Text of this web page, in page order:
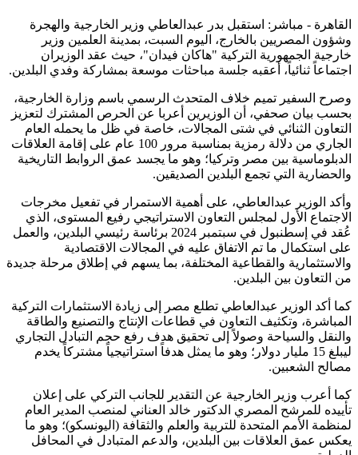
القاهرة - مباشر: استقبل بدر عبدالعاطي وزير الخارجية والهجرة
وشؤون المصريين بالخارج، اليوم السبت، بمدينة العلمين وزير
خارجية الجمهورية التركية "هاكان فيدان"، حيث عقد الوزيران
اجتماعاً ثنائياً، أعقبه جلسة مباحثات موسعة بمشاركة وفدي البلدين.
وصرح السفير تميم خلاف المتحدث الرسمي باسم وزارة الخارجية،
بحسب بيان صحفي، أن الوزيرين أعربا عن الحرص المشترك لتعزيز
التعاون الثنائي في شتى المجالات، خاصة في ظل ما يحمله العام
الجاري من دلالة رمزية بمناسبة مرور 100 عام على إقامة العلاقات
الدبلوماسية بين مصر وتركيا؛ وهو ما يجسد عمق الروابط التاريخية
والحضارية التي تجمع البلدين الصديقين.
وأكد الوزير عبدالعاطي، على أهمية الاستمرار في تفعيل مخرجات
الاجتماع الأول لمجلس التعاون الاستراتيجي رفيع المستوى، الذي
عُقد في إسطنبول في سبتمبر 2024 برئاسة رئيسي البلدين، والعمل
على استكمال ما تم الاتفاق عليه في المجالات الاقتصادية
والاستثمارية والقطاعية المختلفة، بما يسهم في إطلاق مرحلة جديدة
من التعاون بين البلدين.
كما أكد الوزير عبدالعاطي تطلع مصر إلى زيادة الاستثمارات التركية
المباشرة، وتكثيف التعاون في قطاعات الإنتاج والتصنيع والطاقة
والنقل والسياحة وصولاً إلى تحقيق هدف رفع حجم التبادل التجاري
ليبلغ 15 مليار دولار؛ وهو ما يمثل هدفاً استراتيجياً مشتركاً يخدم
مصالح الشعبين.
كما أعرب وزير الخارجية عن التقدير للجانب التركي على إعلان
تأييده للمرشح المصري الدكتور خالد العناني لمنصب المدير العام
لمنظمة الأمم المتحدة للتربية والعلم والثقافة (اليونسكو)؛ وهو ما
يعكس عمق العلاقات بين البلدين، والدعم المتبادل في المحافل